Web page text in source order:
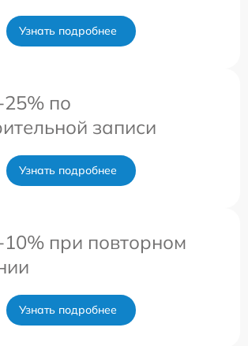
Узнать подробнее
по
записи
Узнать подробнее
при повторном
Узнать подробнее